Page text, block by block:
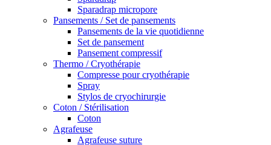
Sparadrap micropore
Pansements / Set de pansements
Pansements de la vie quotidienne
Set de pansement
Pansement compressif
Thermo / Cryothérapie
Compresse pour cryothérapie
Spray
Stylos de cryochirurgie
Coton / Stérilisation
Coton
Agrafeuse
Agrafeuse suture